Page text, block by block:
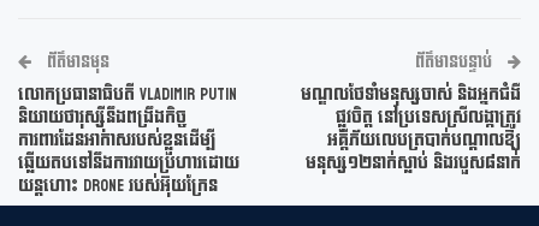
ព័ត៌មានមុន
លោកប្រធានាធិបតី Vladimir Putin
និយាយថារុស្ស៊ីនឹងពង្រឹងកិច្ច
ការពារដែនអាកាសរបស់ខ្លួនដើម្បី
ឆ្លើយតបទៅនឹងការវាយប្រហារដោយ
យន្តហោះ Drone របស់អ៊ុយក្រែន
ព័ត៌មានបន្ទាប់
មណ្ឌលថែទាំមនុស្សចាស់ និងអ្នកជំងឺ
ផ្លូវចិត្ត នៅប្រទេសស្រីលង្កាត្រូវ
អគ្គីភ័យលេបត្របាក់បណ្តាលឱ្យ
មនុស្ស១២នាក់ស្លាប់ និងរបួស៨នាក់